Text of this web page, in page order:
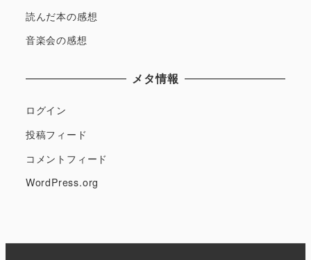
読んだ本の感想
音楽会の感想
メタ情報
ログイン
投稿フィード
コメントフィード
WordPress.org